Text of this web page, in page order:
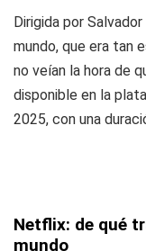
Dirigida por Salvador
mundo, que era tan
no veían la hora de
disponible en la
2025, con una
Netflix: de qué
mundo